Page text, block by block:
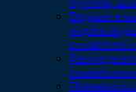
Водные
подачи